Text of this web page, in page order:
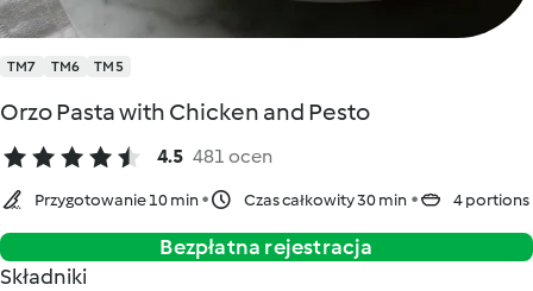
TM7 TM6 TM5
Orzo Pasta with Chicken and Pesto
4.5 481 ocen
Przygotowanie 10 min Czas całkowity 30 min 4 portions
Bezpłatna rejestracja
Składniki